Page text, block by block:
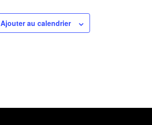
Ajouter au calendrier